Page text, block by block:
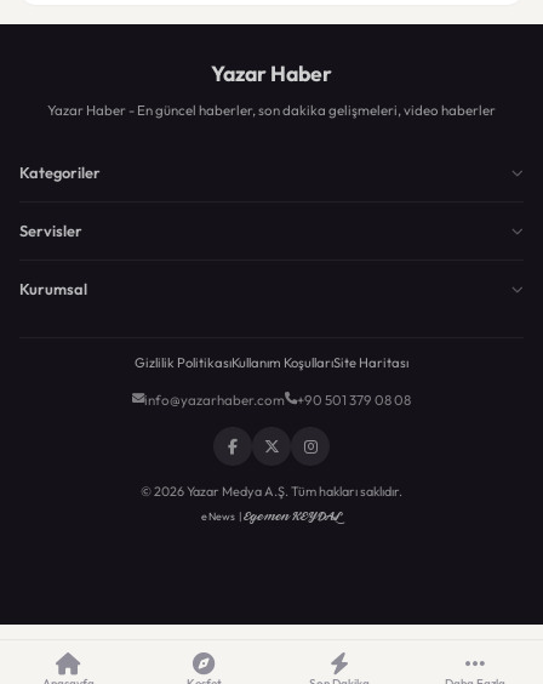
Yazar Haber
Yazar Haber - En güncel haberler, son dakika gelişmeleri, video haberler
Kategoriler
Servisler
Kurumsal
Gizlilik PolitikasıKullanım KoşullarıSite Haritası
info@yazarhaber.com +90 501 379 08 08
© 2026 Yazar Medya A.Ş. Tüm hakları saklıdır.
eNews |Egemen KEYDAL